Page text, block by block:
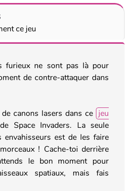
ce jeu
furieux ne sont pas là pour
de contre-attaquer dans
canons lasers dans ce jeu
Space Invaders. La seule
envahisseurs est de les faire
! Cache-toi derrière
le bon moment pour
spatiaux, mais fais